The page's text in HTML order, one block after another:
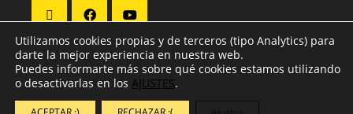
Utilizamos cookies propias y de terceros (tipo Analytics) para
darte la mejor experiencia en nuestra web.
Puedes informarte más sobre qué cookies estamos utilizando
o desactivarlas en los AJUSTES.